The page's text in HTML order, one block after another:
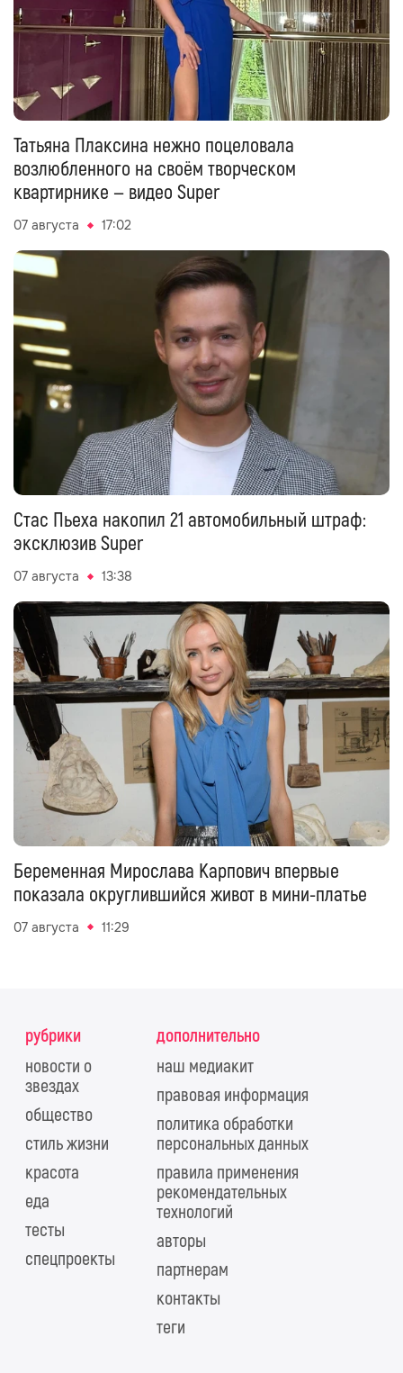
Татьяна Плаксина нежно поцеловала
возлюбленного на своём творческом
квартирнике — видео Super
07 августа 17:02
Стас Пьеха накопил 21 автомобильный штраф:
эксклюзив Super
07 августа 13:38
Беременная Мирослава Карпович впервые
показала округлившийся живот в мини-платье
07 августа 11:29
рубрики
новости о
звездах
общество
стиль жизни
красота
еда
тесты
спецпроекты
дополнительно
наш медиакит
правовая информация
политика обработки
персональных данных
правила применения
рекомендательных
технологий
авторы
партнерам
контакты
теги